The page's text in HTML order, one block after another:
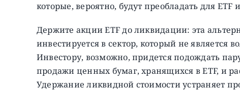
которые, вероятно, будут преобладать для
Держите акции ETF до ликвидации: эта
инвестируется в сектор, который не
Инвестору, возможно, придется подождать
продажи ценных бумаг, хранящихся в ETF, и
Удержание ликвидной стоимости устраняет